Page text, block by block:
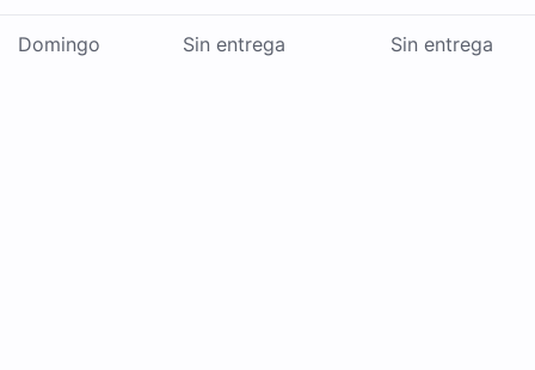
Domingo Sin entrega Sin entrega